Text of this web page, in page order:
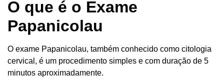
O que é o Exame
Papanicolau
O exame Papanicolau, também conhecido como citologia
cervical, é um procedimento simples e com duração de 5
minutos aproximadamente.